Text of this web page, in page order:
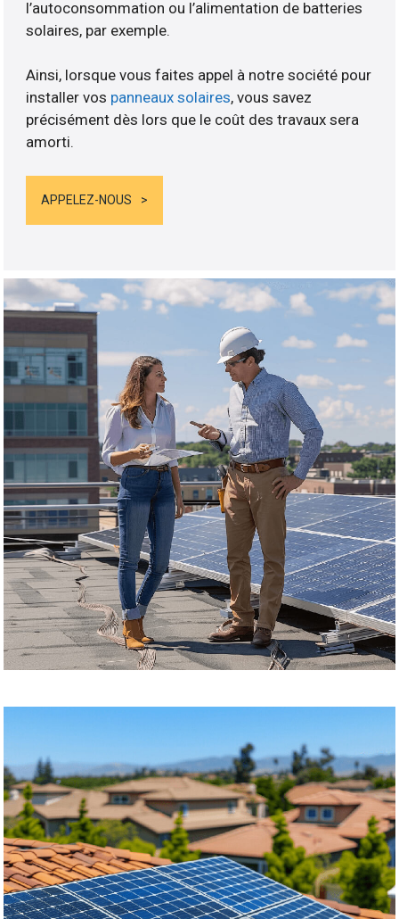
l’autoconsommation ou l’alimentation de batteries
solaires, par exemple.
Ainsi, lorsque vous faites appel à notre société pour
installer vos panneaux solaires, vous savez
précisément dès lors que le coût des travaux sera
amorti.
APPELEZ-NOUS